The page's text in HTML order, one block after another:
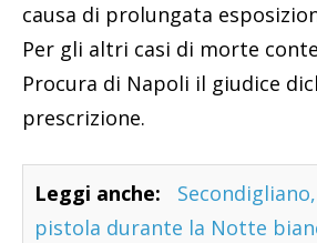
causa di prolungata
Per gli altri casi di morte
Procura di Napoli il giudice
prescrizione.
Leggi anche:
pistola durante la Notte